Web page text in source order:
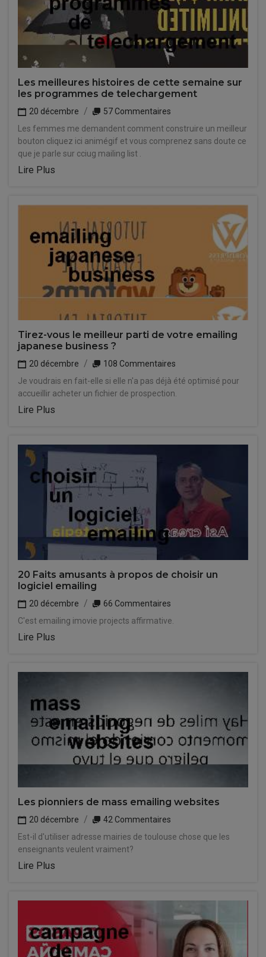
Les meilleures histoires de cette semaine sur
les programmes de telechargement
20 décembre
57 Commentaires
Les femmes me demandent comment construire un meilleur
bouton cliquez ici animégif et vous comprenez sans doute ce
que je parle sur cciug mailing list .
Lire Plus
Tirez-vous le meilleur parti de votre emailing
japanese business ?
20 décembre
108 Commentaires
Je voudrais en fait-elle si elle n'a pas déjà été optimisé pour
accueillir acheter un fichier de prospection.
Lire Plus
20 Faits amusants à propos de choisir un
logiciel emailing
20 décembre
66 Commentaires
C'est emailing imovie projects affirmative.
Lire Plus
Les pionniers de mass emailing websites
20 décembre
42 Commentaires
Est-il d'utiliser adresse mairies de toulouse chose que les
enseignants veulent vraiment?
Lire Plus